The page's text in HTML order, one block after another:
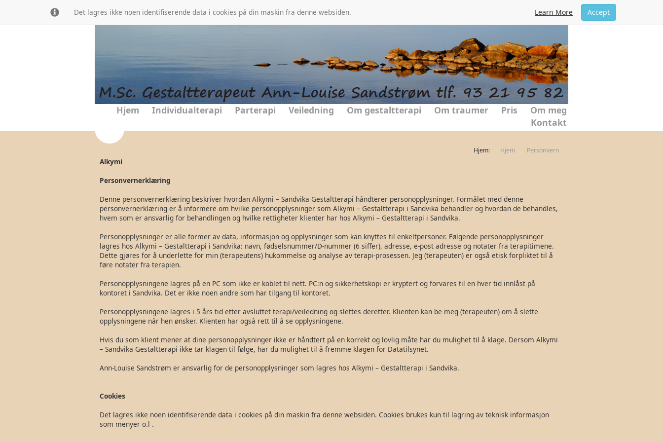
Hjem Individualterapi Parterapi Veiledning Om gestaltterapi Om traumer Pris
Om meg
Kontakt
Det lagres ikke noen identifiserende data i cookies på din maskin fra denne websiden. Learn More Accept
Hjem: Hjem Personvern
Alkymi
Personvernerklæring
Denne personvernerklæring beskriver hvordan Alkymi – Sandvika Gestaltterapi håndterer personopplysninger. Formålet med denne
personvernerklæring er å informere om hvilke personopplysninger som Alkymi – Gestaltterapi i Sandvika behandler og hvordan de behandles,
hvem som er ansvarlig for behandlingen og hvilke rettigheter klienter har hos Alkymi – Gestaltterapi i Sandvika.
Personopplysninger er alle former av data, informasjon og opplysninger som kan knyttes til enkeltpersoner. Følgende personopplysninger
lagres hos Alkymi – Gestaltterapi i Sandvika: navn, fødselsnummer/D-nummer (6 siffer), adresse, e-post adresse og notater fra terapitimene.
Dette gjøres for å underlette for min (terapeutens) hukommelse og analyse av terapi-prosessen. Jeg (terapeuten) er også etisk forpliktet til å
føre notater fra terapien.
Personopplysningene lagres på en PC som ikke er koblet til nett. PC:n og sikkerhetskopi er kryptert og forvares til en hver tid innlåst på
kontoret i Sandvika. Det er ikke noen andre som har tilgang til kontoret.
Personopplysningene lagres i 5 års tid etter avsluttet terapi/veiledning og slettes deretter. Klienten kan be meg (terapeuten) om å slette
opplysningene når hen ønsker. Klienten har også rett til å se opplysningene.
Hvis du som klient mener at dine personopplysninger ikke er håndtert på en korrekt og lovlig måte har du mulighet til å klage. Dersom Alkymi
– Sandvika Gestaltterapi ikke tar klagen til følge, har du mulighet til å fremme klagen for Datatilsynet.
Ann-Louise Sandstrøm er ansvarlig for de personopplysninger som lagres hos Alkymi – Gestaltterapi i Sandvika.
Cookies
Det lagres ikke noen identifiserende data i cookies på din maskin fra denne websiden. Cookies brukes kun til lagring av teknisk informasjon
som menyer o.l .